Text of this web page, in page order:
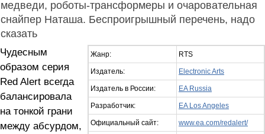
медведи, роботы-трансформеры и очаровательная
снайпер Наташа. Беспроигрышный перечень, надо
сказать
Жанр: RTS
Издатель: Electronic Arts
Издатель в России: EA Russia
Разработчик: EA Los Angeles
Официальный сайт: www.ea.com/redalert/
Чудесным
образом серия
Red Alert всегда
балансировала
на тонкой грани
между абсурдом,